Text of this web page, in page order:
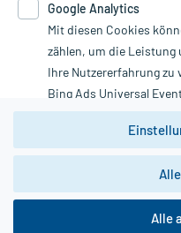
Therapien eingeleitet werden
Google Analytics. Lesen Sie
unserer
nutzen Sie das Formular:
Vertrag widerrufen
*Hinweise zu unseren
Google Analytics
Mit diesen Cookies
zählen, um die Leistung
Ihre Nutzererfahrung zu
Bing Ads Universal
Youtube-Social Plugin).
Wir weisen darauf
zwingend den
DSGVO genügen
Daten dort
Alle